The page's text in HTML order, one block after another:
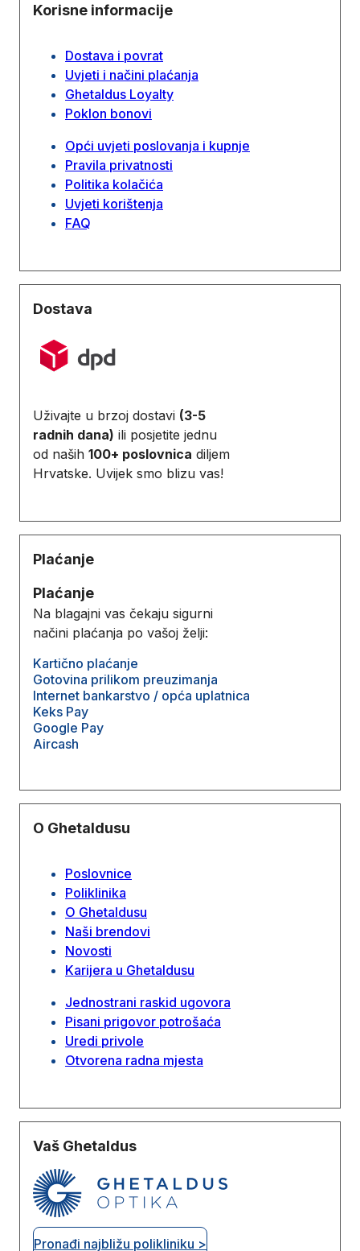
Korisne informacije
Dostava i povrat
Uvjeti i načini plaćanja
Ghetaldus Loyalty
Poklon bonovi
Opći uvjeti poslovanja i kupnje
Pravila privatnosti
Politika kolačića
Uvjeti korištenja
FAQ
Dostava
Uživajte u brzoj dostavi (3-5
radnih dana) ili posjetite jednu
od naših 100+ poslovnica diljem
Hrvatske. Uvijek smo blizu vas!
Plaćanje
Plaćanje
Na blagajni vas čekaju sigurni
načini plaćanja po vašoj želji:
Kartično plaćanje
Gotovina prilikom preuzimanja
Internet bankarstvo / opća uplatnica
Keks Pay
Google Pay
Aircash
O Ghetaldusu
Poslovnice
Poliklinika
O Ghetaldusu
Naši brendovi
Novosti
Karijera u Ghetaldusu
Jednostrani raskid ugovora
Pisani prigovor potrošaća
Uredi privole
Otvorena radna mjesta
Vaš Ghetaldus
Pronađi najbližu polikliniku >